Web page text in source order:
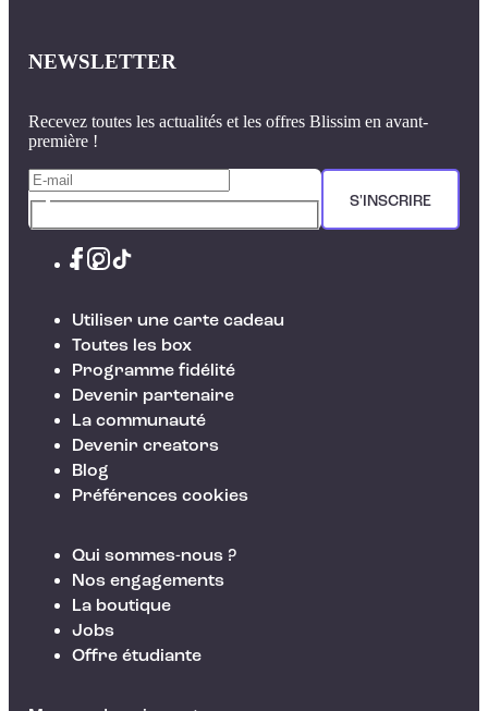
NEWSLETTER
Recevez toutes les actualités et les offres Blissim en avant-
première !
S'INSCRIRE
Utiliser une carte cadeau
Toutes les box
Programme fidélité
Devenir partenaire
La communauté
Devenir creators
Blog
Préférences cookies
Qui sommes-nous ?
Nos engagements
La boutique
Jobs
Offre étudiante